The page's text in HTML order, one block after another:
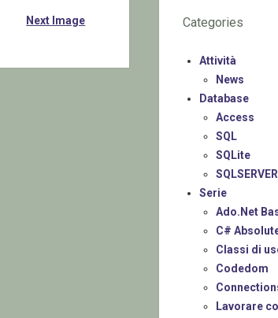
Next Image Categories
Attività
News
Database
Access
SQL
SQLite
SQLSERVER
Serie
Ado.Net
C#
Classi di
Codedom
Lavorare